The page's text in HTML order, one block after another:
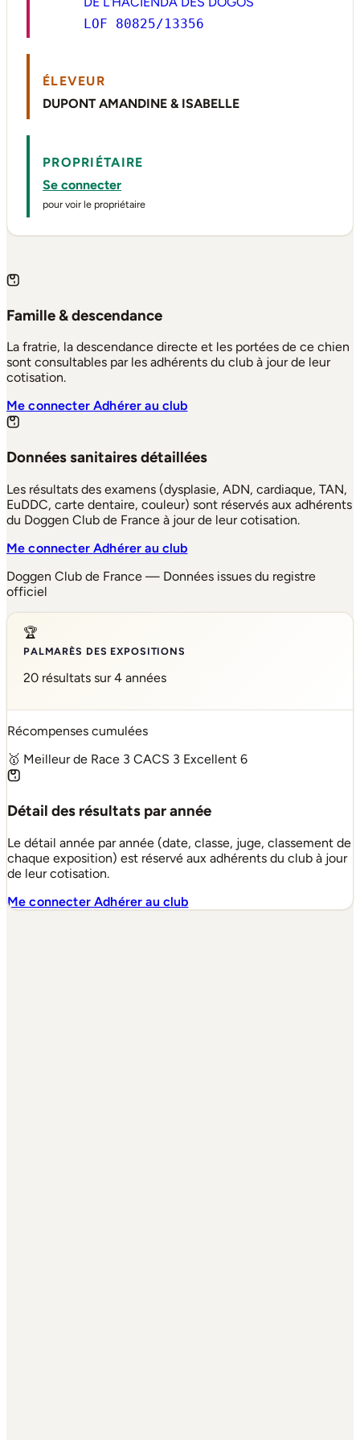
LOF 80825/13356
ÉLEVEUR
DUPONT AMANDINE & ISABELLE
PROPRIÉTAIRE
Se connecter
pour voir le propriétaire
Famille & descendance
La fratrie, la descendance directe et les portées de ce chien
sont consultables par les adhérents du club à jour de leur
cotisation.
Me connecterAdhérer au club
Données sanitaires détaillées
Les résultats des examens (dysplasie, ADN, cardiaque, TAN,
EuDDC, carte dentaire, couleur) sont réservés aux adhérents
du Doggen Club de France à jour de leur cotisation.
Me connecterAdhérer au club
Doggen Club de France — Données issues du registre
officiel
🏆
PALMARÈS DES EXPOSITIONS
20 résultats sur 4 années
Récompenses cumulées
🥇 Meilleur de Race 3 CACS 3 Excellent 6
Détail des résultats par année
Le détail année par année (date, classe, juge, classement de
chaque exposition) est réservé aux adhérents du club à jour
de leur cotisation.
Me connecterAdhérer au club